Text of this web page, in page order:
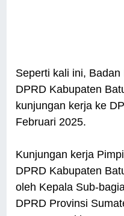
Seperti kali ini,
DPRD Kabupaten
kunjungan kerja ke
Februari 2025.
Kunjungan kerja
DPRD Kabupaten
oleh Kepala Sub-
DPRD Provinsi